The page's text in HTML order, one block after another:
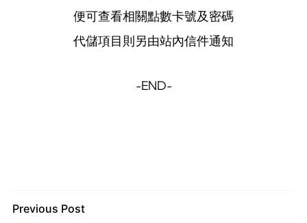
便可查看相關點數卡號及密碼
代儲項目則另由站內信件通知
-END-
Previous Post